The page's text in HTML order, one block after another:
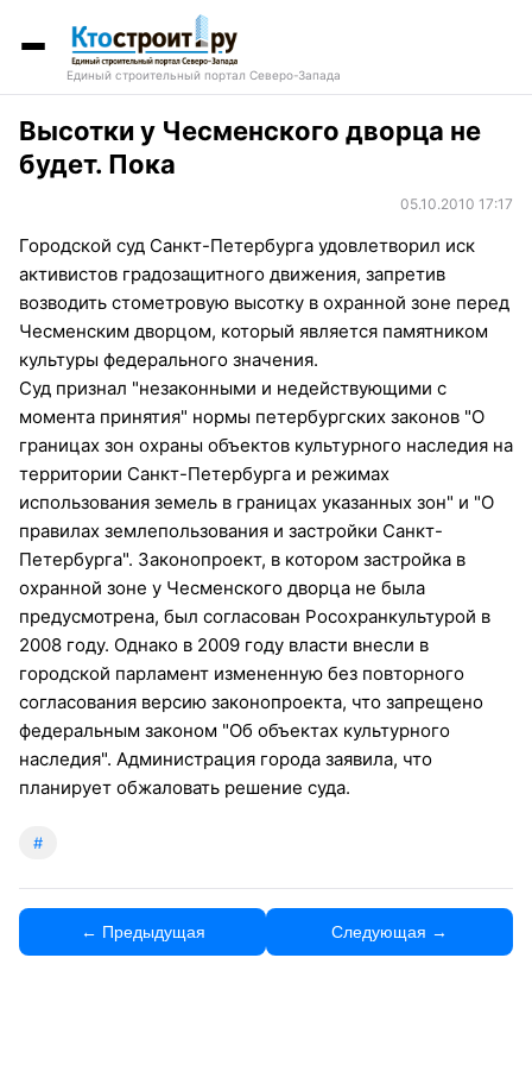
Единый строительный портал Северо-Запада
Высотки у Чесменского дворца не
будет. Пока
05.10.2010 17:17
Городской суд Санкт-Петербурга удовлетворил иск
активистов градозащитного движения, запретив
возводить стометровую высотку в охранной зоне перед
Чесменским дворцом, который является памятником
культуры федерального значения.
Суд признал "незаконными и недействующими с
момента принятия" нормы петербургских законов "О
границах зон охраны объектов культурного наследия на
территории Санкт-Петербурга и режимах
использования земель в границах указанных зон" и "О
правилах землепользования и застройки Санкт-
Петербурга". Законопроект, в котором застройка в
охранной зоне у Чесменского дворца не была
предусмотрена, был согласован Росохранкультурой в
2008 году. Однако в 2009 году власти внесли в
городской парламент измененную без повторного
согласования версию законопроекта, что запрещено
федеральным законом "Об объектах культурного
наследия". Администрация города заявила, что
планирует обжаловать решение суда.
#
← Предыдущая Следующая →